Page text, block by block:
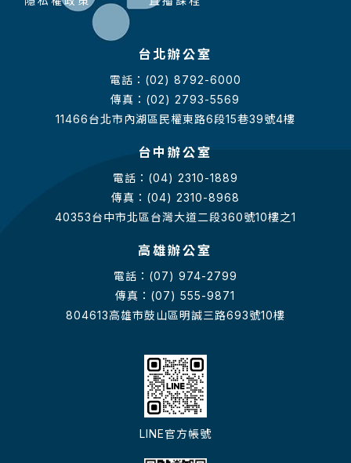
台北辦公室
電話：(02) 8792-6000
傳真：(02) 2793-5569
11466台北市內湖區民權東路6段15巷39號4樓
台中辦公室
電話：(04) 2310-1889
傳真：(04) 2310-8968
40353台中市北區台灣大道二段360號10樓之1
高雄辦公室
電話：(07) 974-2799
傳真：(07) 555-9871
804613高雄市鼓山區明誠三路693號10樓
LINE官方帳號